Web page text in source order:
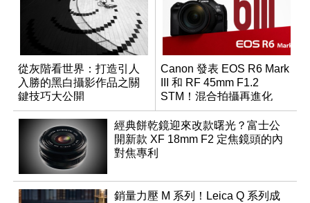
從灰階看世界：打造引人
入勝的黑白攝影作品之關
鍵技巧大公開
Canon 發表 EOS R6 Mark
III 和 RF 45mm F1.2
STM！混合拍攝再進化
經典餅乾鏡迎來改款曙光？富士公
開新款 XF 18mm F2 定焦鏡頭的內
對焦專利
銷量力壓 M 系列！Leica Q 系列成